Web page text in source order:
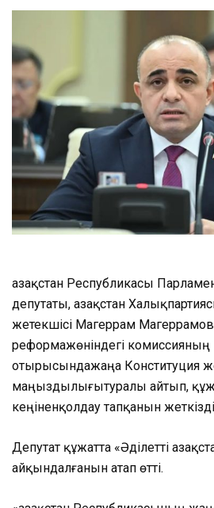
Қазақстан Республикасы
депутаты, Қазақстан Халық
жетекшісі Магеррам Магеррамов
реформажөніндегі комиссияның
отырысындажаңа Конституция
маңыздылығытуралы айтып,
кеңіненқолдау тапқанын жеткізді
Депутат құжатта «Әділетті
айқындалғанын атап өтті.